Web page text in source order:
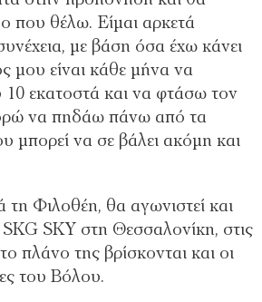
που θέλω. Είμαι αρκετά
με βάση όσα έχω κάνει
μου είναι κάθε μήνα να
10 εκατοστά και να φτάσω τον
να πηδάω πάνω από τα
μπορεί να σε βάλει ακόμη και
τη Φιλοθέη, θα αγωνιστεί και
SKY στη Θεσσαλονίκη, στις
πλάνο της βρίσκονται και οι
του Βόλου.